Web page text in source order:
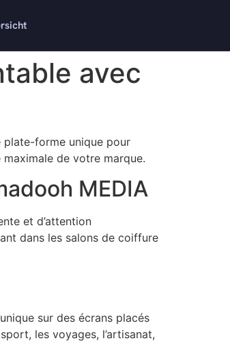
avec
plate-forme unique pour
de votre marque.
MEDIA
et d’attention
dans les salons de coiffure
sur des écrans placés
les voyages, l’artisanat,